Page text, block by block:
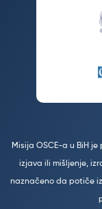
Misija OSCE-a u BiH
izjava ili mišljenje,
naznačeno da potiče iz